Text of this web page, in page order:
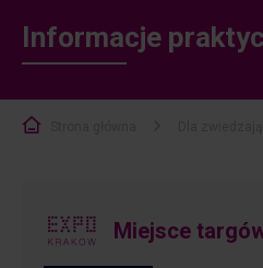
Informacje
Miejsce